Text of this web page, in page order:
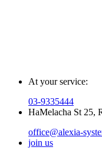
At your service:
03-9335444
HaMelacha St 25,
office@alexia-
join us